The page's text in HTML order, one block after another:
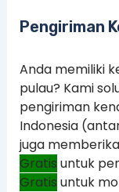
Pengiriman
Anda memiliki
pulau? Kami
pengiriman
Indonesia
juga
Gratis untuk
Gratis untuk